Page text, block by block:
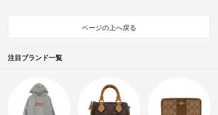
ページの上へ戻る
注目ブランド一覧